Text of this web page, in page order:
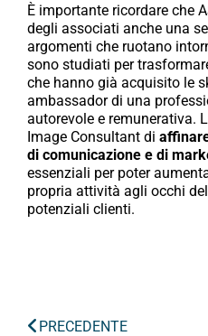
È importante ricordare che
degli associati anche una
argomenti che ruotano
sono studiati per
che hanno già acquisito le
ambassador di una
autorevole e remunerativa.
Image Consultant di
di comunicazione e di
essenziali per poter
propria attività agli occhi
potenziali clienti.
PRECEDENTE